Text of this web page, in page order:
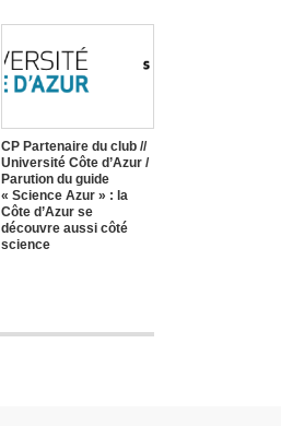
CP Partenaire du club //
Université Côte d’Azur /
Parution du guide
« Science Azur » : la
Côte d’Azur se
découvre aussi côté
science